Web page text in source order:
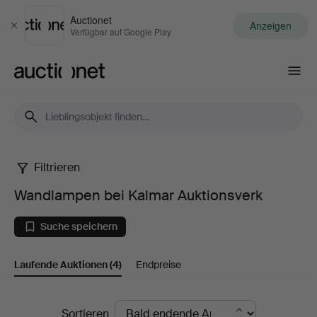
Schließen
Auctionet
Verfügbar auf Google Play Anzeigen
Wandlampen
bei
Kalmar
Auktionsverk
Filtrieren
Wandlampen bei Kalmar Auktionsverk
Suche speichern
Laufende Auktionen(4) Endpreise
LaufendeSortieren